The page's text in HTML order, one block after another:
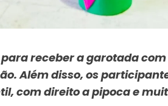
receber a garotada
Além disso, os
com direito a pipoca e